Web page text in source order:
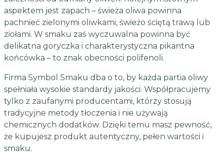
aspektem jest zapach – świeża oliwa powinna
pachnieć zielonymi oliwkami, świeżo ściętą trawą lub
ziołami. W smaku zaś wyczuwalna powinna być
delikatna goryczka i charakterystyczna pikantna
końcówka – to znak obecności polifenoli.
Firma Symbol Smaku dba o to, by każda partia oliwy
spełniała wysokie standardy jakości. Współpracujemy
tylko z zaufanymi producentami, którzy stosują
tradycyjne metody tłoczenia i nie używają
chemicznych dodatków. Dzięki temu masz pewność,
że kupujesz produkt autentyczny, pełen wartości i
smaku.